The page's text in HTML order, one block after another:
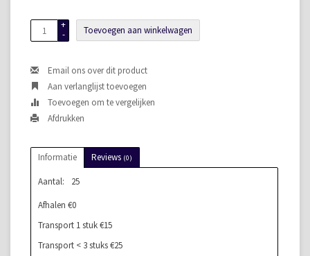
+
-
Toevoegen aan winkelwagen
Email ons over dit product
Aan verlanglijst toevoegen
Toevoegen om te vergelijken
Afdrukken
Informatie Reviews (0)
Aantal:
25
Afhalen €0
Transport 1 stuk €15
Transport < 3 stuks €25